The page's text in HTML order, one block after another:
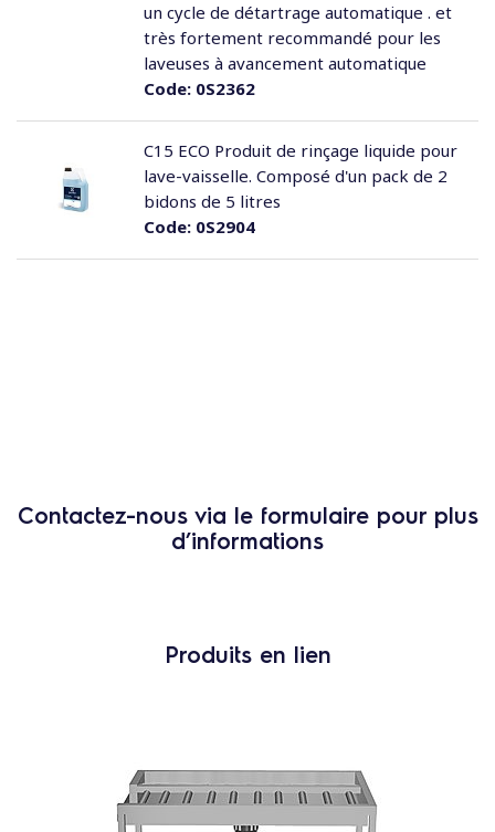
Code:0S2362
un cycle de détartrage automatique . et
très fortement recommandé pour les
laveuses à avancement automatique
Code:0S2904
C15 ECO Produit de rinçage liquide pour
lave-vaisselle. Composé d'un pack de 2
bidons de 5 litres
Contactez-nous via le formulaire pour plus
d’informations
Produits en lien